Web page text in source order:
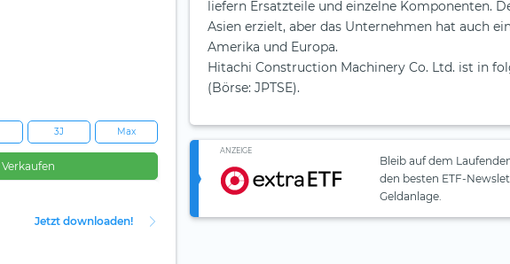
3J Max
Verkaufen
Jetzt downloaden!
liefern Ersatzteile und einzelne Komponenten.
Asien erzielt, aber das Unternehmen hat auch
Amerika und Europa.
Hitachi Construction Machinery Co. Ltd. ist in
(Börse: JPTSE).
ANZEIGE
Bleib auf dem
den besten ETF-
Geldanlage.